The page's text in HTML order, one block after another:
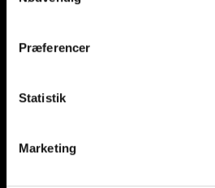
Præferencer
Statistik
Marketing